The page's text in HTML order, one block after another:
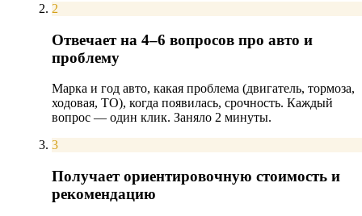
2
Отвечает на 4–6 вопросов про авто и
проблему
Марка и год авто, какая проблема (двигатель, тормоза,
ходовая, ТО), когда появилась, срочность. Каждый
вопрос — один клик. Заняло 2 минуты.
3
Получает ориентировочную стоимость и
рекомендацию